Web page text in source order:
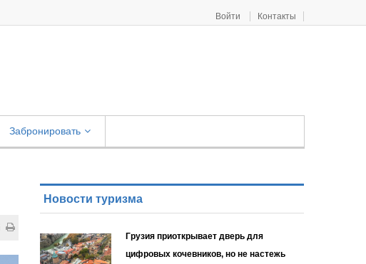
Войти Контакты
Забронировать
Новости туризма
Грузия приоткрывает дверь для
цифровых кочевников, но не настежь